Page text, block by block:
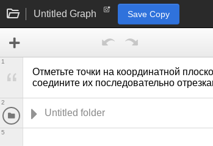
Untitled Graph Save Copy
Отметьте точки на координатной
соедините их последовательно
1
2
5